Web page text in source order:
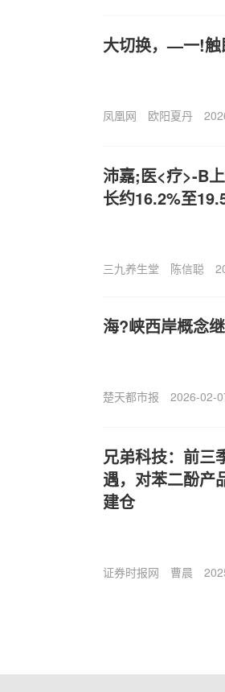
大切换，—一!触
凤凰网 欧阳夏丹
沛嘉;医<疗>-B
长约16.2%至
三九养生堂 陈信聪
海?峡西岸概念
楚天都市报 2026-02-
兄弟科技：前三
遇，对苯二酚产
建仓
证券时报网 曹晨